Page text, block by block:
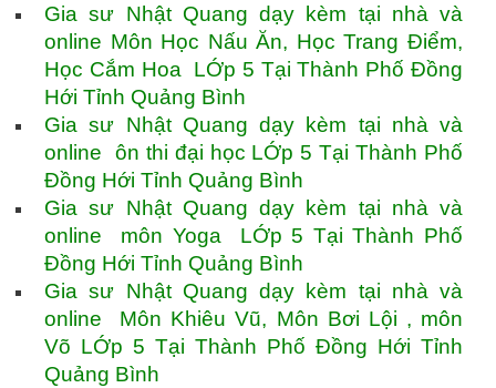
Gia sư Nhật Quang dạy kèm tại nhà và
online Môn Học Nấu Ăn, Học Trang Điểm,
Học Cắm Hoa LỚp 5 Tại Thành Phố Đồng
Hới Tỉnh Quảng Bình
Gia sư Nhật Quang dạy kèm tại nhà và
online ôn thi đại học LỚp 5 Tại Thành Phố
Đồng Hới Tỉnh Quảng Bình
Gia sư Nhật Quang dạy kèm tại nhà và
online môn Yoga LỚp 5 Tại Thành Phố
Đồng Hới Tỉnh Quảng Bình
Gia sư Nhật Quang dạy kèm tại nhà và
online Môn Khiêu Vũ, Môn Bơi Lội , môn
Võ LỚp 5 Tại Thành Phố Đồng Hới Tỉnh
Quảng Bình